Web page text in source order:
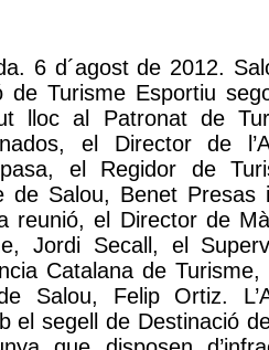
6 d´agost de 2012.
de Turisme Esportiu
lloc al Patronat de
el Director de
el Regidor de
de Salou, Benet Presas
reunió, el Director de
Jordi Secall, el
Catalana de
Salou, Felip Ortiz.
el segell de Destinació